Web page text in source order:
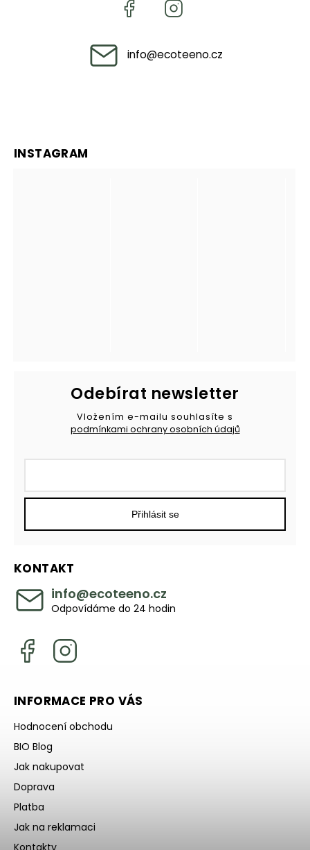
info@ecoteeno.cz
INSTAGRAM
KONTAKT
info@ecoteeno.cz
Odpovídáme do 24 hodin
Odebírat newsletter
Vložením e-mailu souhlasíte s
podmínkami ochrany osobních údajů
Přihlásit se
INFORMACE PRO VÁS
Hodnocení obchodu
BIO Blog
Jak nakupovat
Doprava
Platba
Jak na reklamaci
Kontakty